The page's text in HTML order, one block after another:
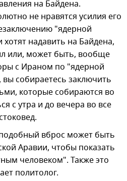
на Байдена.
не нравятся усилия его
"ядерной
надавить на Байдена,
или, может быть, вообще
с Ираном по "ядерной
собираетесь заключить
которые собираются во
с утра и до вечера во все
вброс может быть
Аравии, чтобы показать
человеком". Также это
политолог.